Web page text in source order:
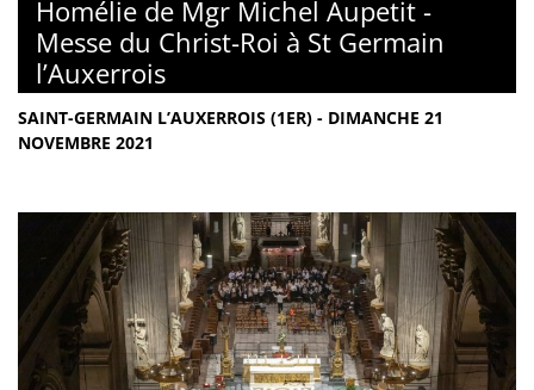
Homélie de Mgr Michel Aupetit -
Messe du Christ-Roi à St Germain
l’Auxerrois
SAINT-GERMAIN L’AUXERROIS (1ER) - DIMANCHE 21
NOVEMBRE 2021